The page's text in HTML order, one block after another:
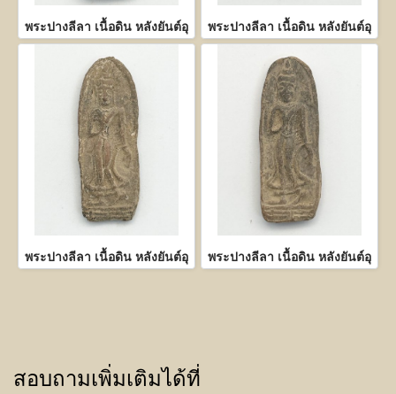
พระปางลีลา เนื้อดิน หลังยันต์อุ พระปางลีลา เนื้อดิน หลังยันต์อุ
พระปางลีลา เนื้อดิน หลังยันต์อุ พระปางลีลา เนื้อดิน หลังยันต์อุ
สอบถามเพิ่มเติมได้ที่